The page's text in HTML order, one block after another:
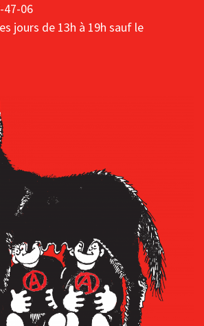
47-06
jours de 13h à 19h sauf le